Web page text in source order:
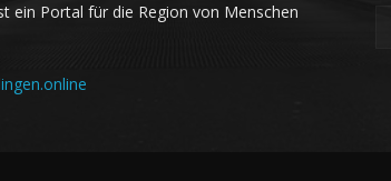
ein Portal für die Region von Menschen